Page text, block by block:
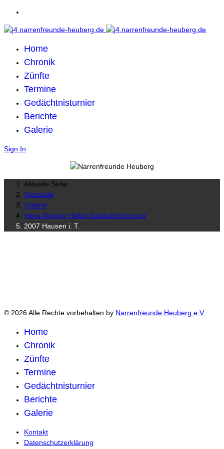
Home
Chronik
Zünfte
Termine
Gedächtnisturnier
Berichte
Galerie
Sign In
Aktuelle Seite:
Startseite
Galerie
Hans-Werner Hafen Gedächtnisturnier
2007 Hausen i. T.
© 2026 Alle Rechte vorbehalten by Narrenfreunde Heuberg e.V.
Home
Chronik
Zünfte
Termine
Gedächtnisturnier
Berichte
Galerie
Kontakt
Datenschutzerklärung